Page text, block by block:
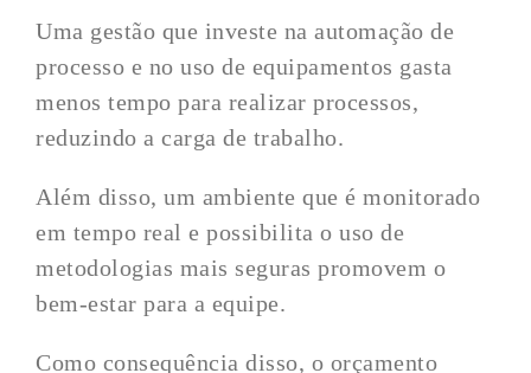
Uma gestão que investe na automação de
processo e no uso de equipamentos gasta
menos tempo para realizar processos,
reduzindo a carga de trabalho.
Além disso, um ambiente que é monitorado
em tempo real e possibilita o uso de
metodologias mais seguras promovem o
bem-estar para a equipe.
Como consequência disso, o orçamento